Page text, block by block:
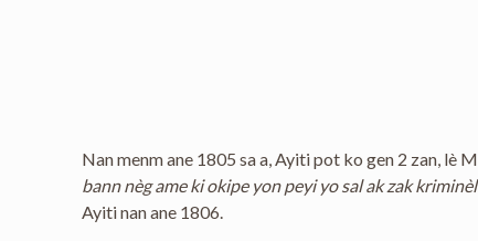
Nan menm ane 1805 sa a, Ayiti pot ko gen 2 zan, lè
bann nèg ame ki okipe yon peyi yo sal ak zak
Ayiti nan ane 1806.